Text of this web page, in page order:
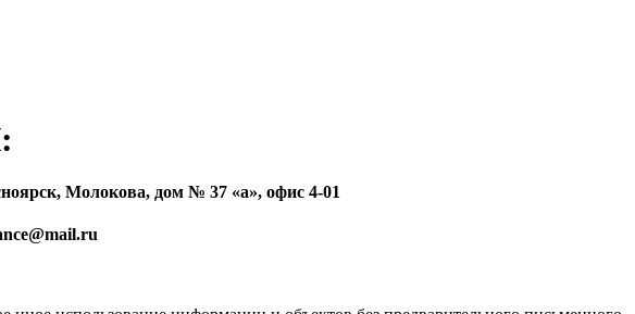
Молокова, дом № 37 «а», офис 4-01